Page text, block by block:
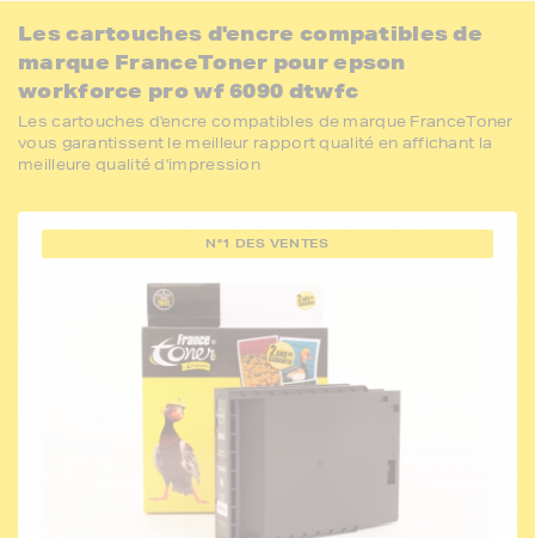
Les cartouches d'encre compatibles de
marque FranceToner pour epson
workforce pro wf 6090 dtwfc
Les cartouches d'encre compatibles de marque FranceToner
vous garantissent le meilleur rapport qualité en affichant la
meilleure qualité d'impression
N°1 DES VENTES